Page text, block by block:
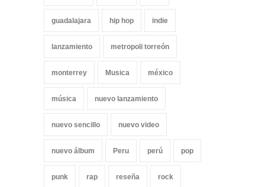
guadalajara hip hop indie
lanzamiento metropoli torreón
monterrey Musica méxico
música nuevo lanzamiento
nuevo sencillo nuevo video
nuevo álbum Peru perú pop
punk rap reseña rock